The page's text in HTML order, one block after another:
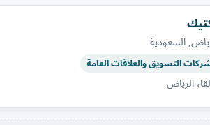
السعودية
التسويق والعلاقات العامة
الرياض